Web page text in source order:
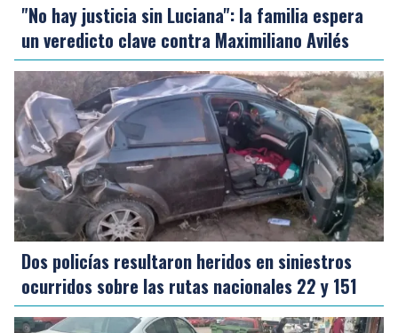
"No hay justicia sin Luciana": la familia espera
un veredicto clave contra Maximiliano Avilés
Dos policías resultaron heridos en siniestros
ocurridos sobre las rutas nacionales 22 y 151